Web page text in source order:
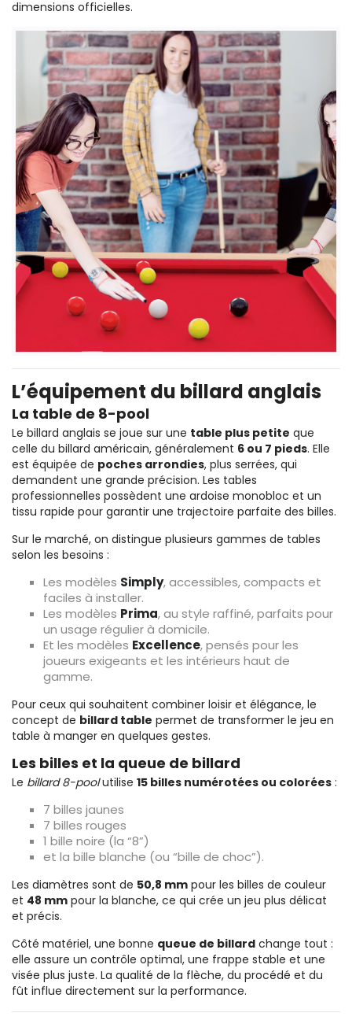
dimensions officielles.
L’équipement du billard anglais
La table de 8-pool
Le billard anglais se joue sur une table plus petite que
celle du billard américain, généralement 6 ou 7 pieds. Elle
est équipée de poches arrondies, plus serrées, qui
demandent une grande précision. Les tables
professionnelles possèdent une ardoise monobloc et un
tissu rapide pour garantir une trajectoire parfaite des billes.
Sur le marché, on distingue plusieurs gammes de tables
selon les besoins :
Les modèles Simply, accessibles, compacts et
faciles à installer.
Les modèles Prima, au style raffiné, parfaits pour
un usage régulier à domicile.
Et les modèles Excellence, pensés pour les
joueurs exigeants et les intérieurs haut de
gamme.
Pour ceux qui souhaitent combiner loisir et élégance, le
concept de billard table permet de transformer le jeu en
table à manger en quelques gestes.
Les billes et la queue de billard
Le billard 8-poolutilise 15 billes numérotées ou colorées :
7 billes jaunes
7 billes rouges
1 bille noire (la “8”)
et la bille blanche (ou “bille de choc”).
Les diamètres sont de 50,8 mm pour les billes de couleur
et 48 mm pour la blanche, ce qui crée un jeu plus délicat
et précis.
Côté matériel, une bonne queue de billard change tout :
elle assure un contrôle optimal, une frappe stable et une
visée plus juste. La qualité de la flèche, du procédé et du
fût influe directement sur la performance.